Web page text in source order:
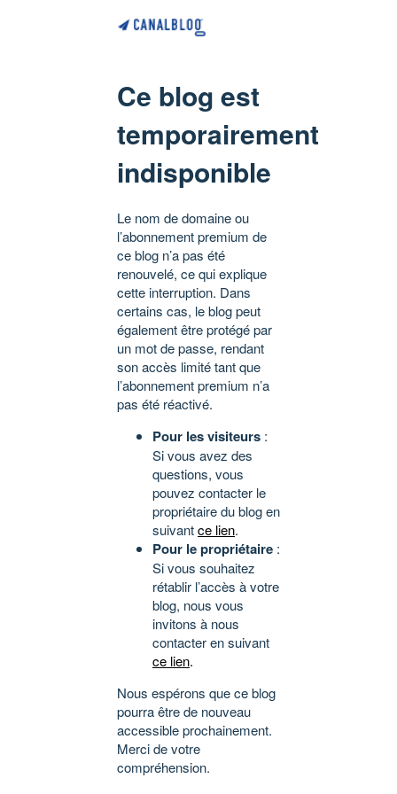
Ce blog est
temporairement
indisponible
Le nom de domaine ou
l’abonnement premium de
ce blog n’a pas été
renouvelé, ce qui explique
cette interruption. Dans
certains cas, le blog peut
également être protégé par
un mot de passe, rendant
son accès limité tant que
l’abonnement premium n’a
pas été réactivé.
Pour les visiteurs :
Si vous avez des
questions, vous
pouvez contacter le
propriétaire du blog en
suivantce lien.
Pour le propriétaire :
Si vous souhaitez
rétablir l’accès à votre
blog, nous vous
invitons à nous
contacter en suivant
ce lien.
Nous espérons que ce blog
pourra être de nouveau
accessible prochainement.
Merci de votre
compréhension.